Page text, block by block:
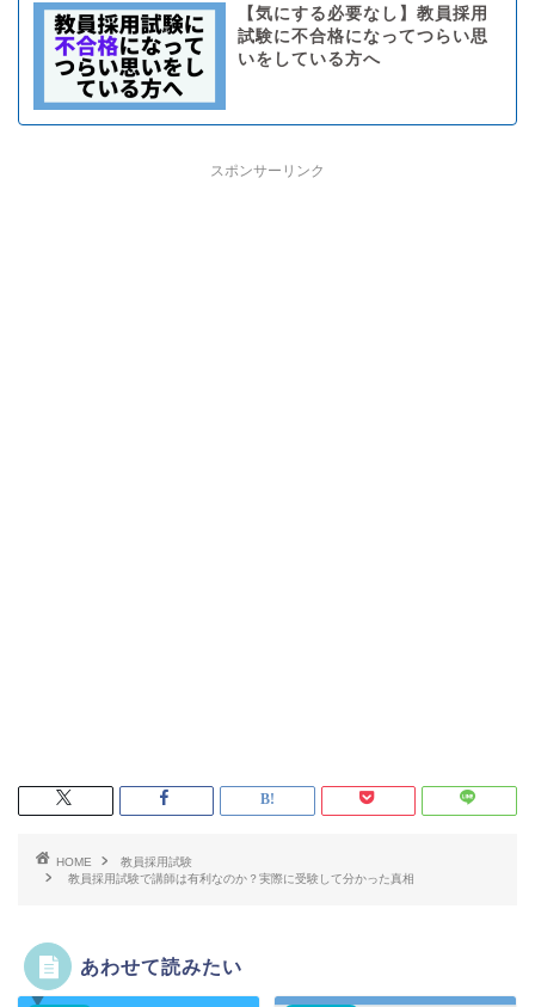
【気にする必要なし】教員採用
試験に不合格になってつらい思
いをしている方へ
スポンサーリンク
HOME
教員採用試験
教員採用試験で講師は有利なのか？実際に受験して分かった真相
あわせて読みたい